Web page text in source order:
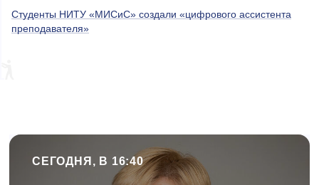
Студенты НИТУ «МИСиС» создали «цифрового ассистента
преподавателя»
СЕГОДНЯ, В 16:40